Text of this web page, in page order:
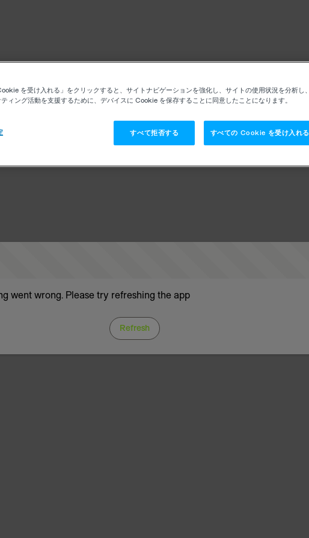
went wrong. Please try refreshing the app
Refresh
を受け入れる」をクリックすると、サイトナビゲーションを強化し、サイトの使用状況を分析し、
ィング活動を支援するために、デバイスに Cookie を保存することに同意したことになります。
すべて拒否する すべての Cookie を受け入れる